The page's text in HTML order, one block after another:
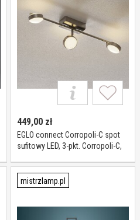
449,00 zł
EGLO connect Corropoli-C spot
sufitowy LED, 3-pkt. Corropoli-C,
aluminiowy / szary / cynkowy,
przedpokój, metal, nowoczesny
mistrzlamp.pl